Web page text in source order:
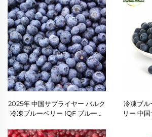
2025年 中国サプライヤー バルク
冷凍ブルーベリー IQF ブルーベ
速冷凍新鮮フルーツ
冷凍ブル
リー 中
IQF ブ